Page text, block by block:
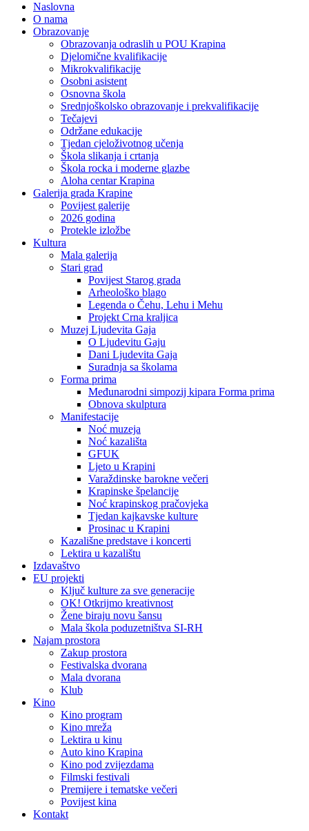
Naslovna
O nama
Obrazovanje
Obrazovanja odraslih u POU Krapina
Djelomične kvalifikacije
Mikrokvalifikacije
Osobni asistent
Osnovna škola
Srednjoškolsko obrazovanje i prekvalifikacije
Tečajevi
Održane edukacije
Tjedan cjeloživotnog učenja
Škola slikanja i crtanja
Škola rocka i moderne glazbe
Aloha centar Krapina
Galerija grada Krapine
Povijest galerije
2026 godina
Protekle izložbe
Kultura
Mala galerija
Stari grad
Povijest Starog grada
Arheološko blago
Legenda o Čehu, Lehu i Mehu
Projekt Crna kraljica
Muzej Ljudevita Gaja
O Ljudevitu Gaju
Dani Ljudevita Gaja
Suradnja sa školama
Forma prima
Međunarodni simpozij kipara Forma prima
Obnova skulptura
Manifestacije
Noć muzeja
Noć kazališta
GFUK
Ljeto u Krapini
Varaždinske barokne večeri
Krapinske špelancije
Noć krapinskog pračovjeka
Tjedan kajkavske kulture
Prosinac u Krapini
Kazališne predstave i koncerti
Lektira u kazalištu
Izdavaštvo
EU projekti
Ključ kulture za sve generacije
OK! Otkrijmo kreativnost
Žene biraju novu šansu
Mala škola poduzetništva SI-RH
Najam prostora
Zakup prostora
Festivalska dvorana
Mala dvorana
Klub
Kino
Kino program
Kino mreža
Lektira u kinu
Auto kino Krapina
Kino pod zvijezdama
Filmski festivali
Premijere i tematske večeri
Povijest kina
Kontakt